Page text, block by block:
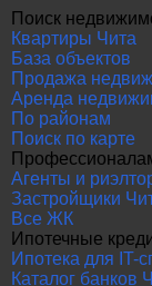
Поиск
Квартиры Чита
База объектов
Продажа
Аренда
По районам
Поиск по карте
Агенты и
Застройщики
Все ЖК
Ипотечные
Ипотека для IT-
Каталог банков